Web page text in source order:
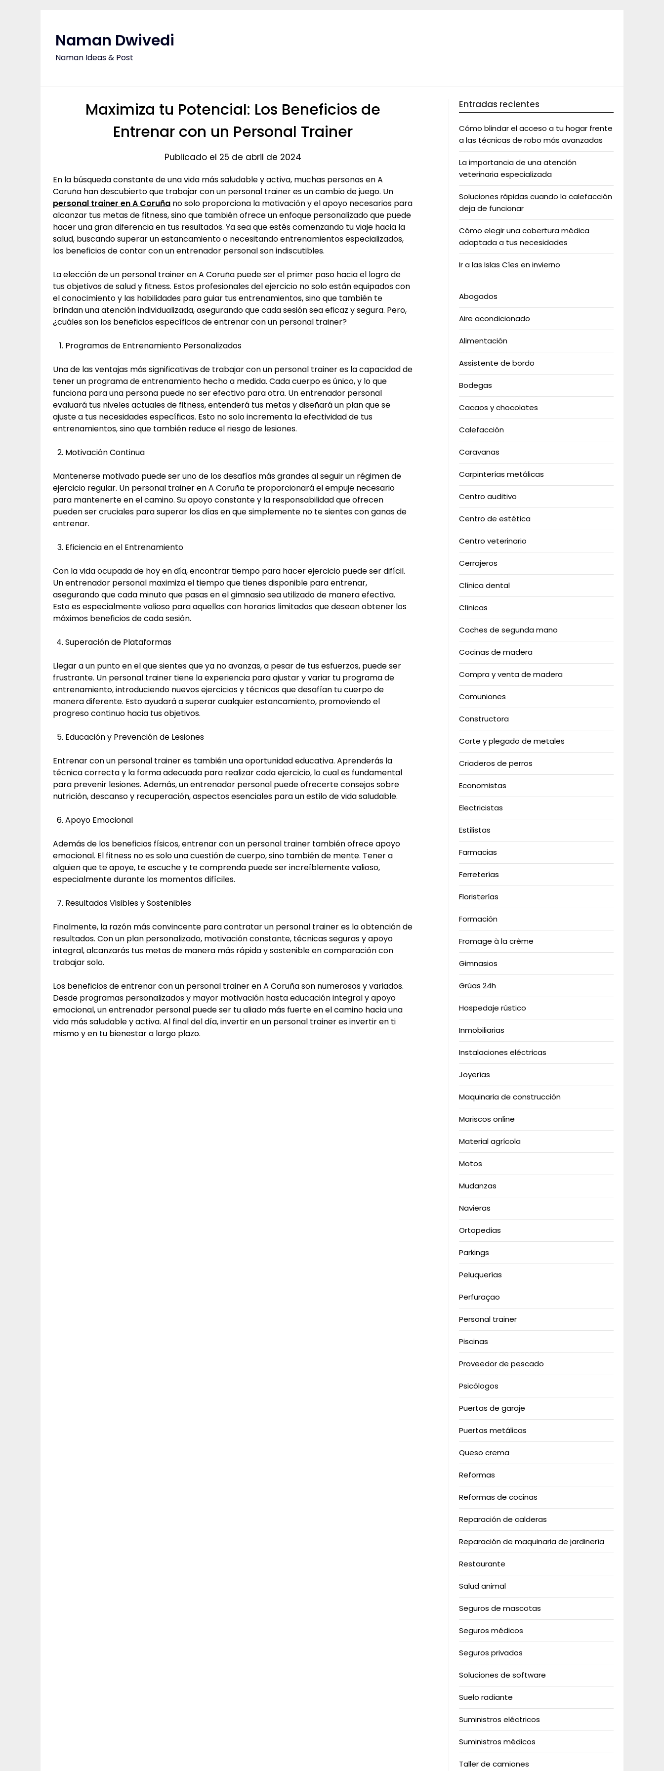
Naman Dwivedi
Naman Ideas & Post
Maximiza tu Potencial: Los Beneficios de
Entrenar con un Personal Trainer
Publicado el 25 de abril de 2024
En la búsqueda constante de una vida más saludable y activa, muchas personas en A
Coruña han descubierto que trabajar con un personal trainer es un cambio de juego. Un
personal trainer en A Coruña no solo proporciona la motivación y el apoyo necesarios para
alcanzar tus metas de fitness, sino que también ofrece un enfoque personalizado que puede
hacer una gran diferencia en tus resultados. Ya sea que estés comenzando tu viaje hacia la
salud, buscando superar un estancamiento o necesitando entrenamientos especializados,
los beneficios de contar con un entrenador personal son indiscutibles.
La elección de un personal trainer en A Coruña puede ser el primer paso hacia el logro de
tus objetivos de salud y fitness. Estos profesionales del ejercicio no solo están equipados con
el conocimiento y las habilidades para guiar tus entrenamientos, sino que también te
brindan una atención individualizada, asegurando que cada sesión sea eficaz y segura. Pero,
¿cuáles son los beneficios específicos de entrenar con un personal trainer?
Programas de Entrenamiento Personalizados
Una de las ventajas más significativas de trabajar con un personal trainer es la capacidad de
tener un programa de entrenamiento hecho a medida. Cada cuerpo es único, y lo que
funciona para una persona puede no ser efectivo para otra. Un entrenador personal
evaluará tus niveles actuales de fitness, entenderá tus metas y diseñará un plan que se
ajuste a tus necesidades específicas. Esto no solo incrementa la efectividad de tus
entrenamientos, sino que también reduce el riesgo de lesiones.
Motivación Continua
Mantenerse motivado puede ser uno de los desafíos más grandes al seguir un régimen de
ejercicio regular. Un personal trainer en A Coruña te proporcionará el empuje necesario
para mantenerte en el camino. Su apoyo constante y la responsabilidad que ofrecen
pueden ser cruciales para superar los días en que simplemente no te sientes con ganas de
entrenar.
Eficiencia en el Entrenamiento
Con la vida ocupada de hoy en día, encontrar tiempo para hacer ejercicio puede ser difícil.
Un entrenador personal maximiza el tiempo que tienes disponible para entrenar,
asegurando que cada minuto que pasas en el gimnasio sea utilizado de manera efectiva.
Esto es especialmente valioso para aquellos con horarios limitados que desean obtener los
máximos beneficios de cada sesión.
Superación de Plataformas
Llegar a un punto en el que sientes que ya no avanzas, a pesar de tus esfuerzos, puede ser
frustrante. Un personal trainer tiene la experiencia para ajustar y variar tu programa de
entrenamiento, introduciendo nuevos ejercicios y técnicas que desafían tu cuerpo de
manera diferente. Esto ayudará a superar cualquier estancamiento, promoviendo el
progreso continuo hacia tus objetivos.
Educación y Prevención de Lesiones
Entrenar con un personal trainer es también una oportunidad educativa. Aprenderás la
técnica correcta y la forma adecuada para realizar cada ejercicio, lo cual es fundamental
para prevenir lesiones. Además, un entrenador personal puede ofrecerte consejos sobre
nutrición, descanso y recuperación, aspectos esenciales para un estilo de vida saludable.
Apoyo Emocional
Además de los beneficios físicos, entrenar con un personal trainer también ofrece apoyo
emocional. El fitness no es solo una cuestión de cuerpo, sino también de mente. Tener a
alguien que te apoye, te escuche y te comprenda puede ser increíblemente valioso,
especialmente durante los momentos difíciles.
Resultados Visibles y Sostenibles
Finalmente, la razón más convincente para contratar un personal trainer es la obtención de
resultados. Con un plan personalizado, motivación constante, técnicas seguras y apoyo
integral, alcanzarás tus metas de manera más rápida y sostenible en comparación con
trabajar solo.
Los beneficios de entrenar con un personal trainer en A Coruña son numerosos y variados.
Desde programas personalizados y mayor motivación hasta educación integral y apoyo
emocional, un entrenador personal puede ser tu aliado más fuerte en el camino hacia una
vida más saludable y activa. Al final del día, invertir en un personal trainer es invertir en ti
mismo y en tu bienestar a largo plazo.
Entradas recientes
Cómo blindar el acceso a tu hogar frente
a las técnicas de robo más avanzadas
La importancia de una atención
veterinaria especializada
Soluciones rápidas cuando la calefacción
deja de funcionar
Cómo elegir una cobertura médica
adaptada a tus necesidades
Ir a las Islas Cíes en invierno
Abogados
Aire acondicionado
Alimentación
Assistente de bordo
Bodegas
Cacaos y chocolates
Calefacción
Caravanas
Carpinterías metálicas
Centro auditivo
Centro de estética
Centro veterinario
Cerrajeros
Clínica dental
Clínicas
Coches de segunda mano
Cocinas de madera
Compra y venta de madera
Comuniones
Constructora
Corte y plegado de metales
Criaderos de perros
Economistas
Electricistas
Estilistas
Farmacias
Ferreterías
Floristerías
Formación
Fromage à la crème
Gimnasios
Grúas 24h
Hospedaje rústico
Inmobiliarias
Instalaciones eléctricas
Joyerías
Maquinaria de construcción
Mariscos online
Material agrícola
Motos
Mudanzas
Navieras
Ortopedias
Parkings
Peluquerías
Perfuraçao
Personal trainer
Piscinas
Proveedor de pescado
Psicólogos
Puertas de garaje
Puertas metálicas
Queso crema
Reformas
Reformas de cocinas
Reparación de calderas
Reparación de maquinaria de jardinería
Restaurante
Salud animal
Seguros de mascotas
Seguros médicos
Seguros privados
Soluciones de software
Suelo radiante
Suministros eléctricos
Suministros médicos
Taller de camiones